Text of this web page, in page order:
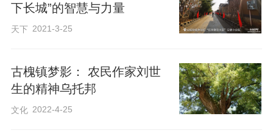
下长城”的智慧与力量
天下 2021-3-25
古槐镇梦影： 农民作家刘世
生的精神乌托邦
文化 2022-4-25